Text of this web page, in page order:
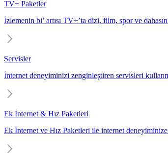
TV+ Paketler
İzlemenin bi’ artısı TV+’ta dizi, film, spor ve
Servisler
İnternet deneyiminizi zenginleştiren servisleri
Ek İnternet & Hız Paketleri
Ek İnternet ve Hız Paketleri ile internet deneyiminize